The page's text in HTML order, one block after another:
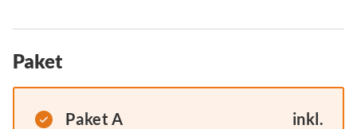
Paket
Paket A inkl.